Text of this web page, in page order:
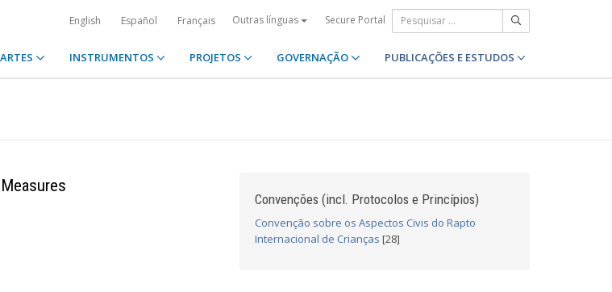
English Español Français Outras línguas Secure Portal
INSTRUMENTOS PROJETOS GOVERNAÇÃO PUBLICAÇÕES E ESTUDOS
Convenções (incl. Protocolos e Princípios)
Convenção sobre os Aspectos Civis do Rapto
Internacional de Crianças [28]